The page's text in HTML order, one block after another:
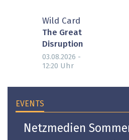
Wild Card
The Great
Disruption
03.08.2026 -
12:20 Uhr
EVENTS
Netzmedien